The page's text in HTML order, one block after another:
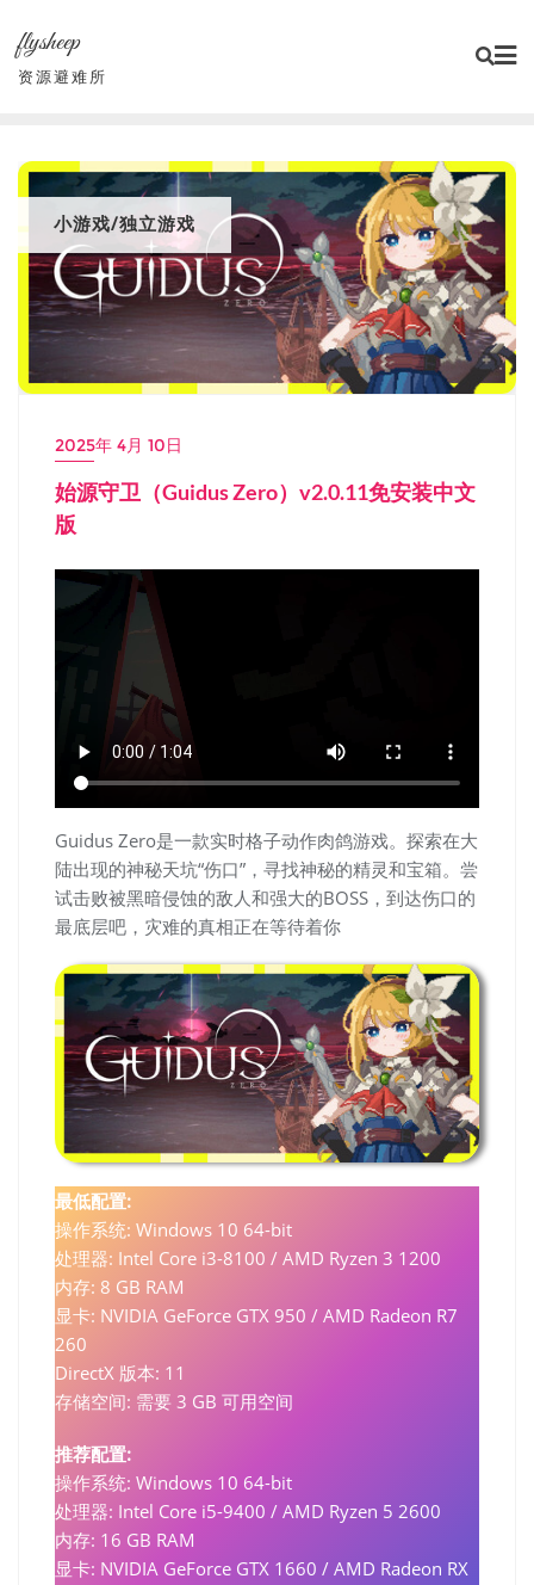
content
flysheep
资源避难所
小游戏/独立游戏
2025年 4月 10日
始源守卫（Guidus Zero）v2.0.11免安装中文
版
Guidus Zero是一款实时格子动作肉鸽游戏。探索在大
陆出现的神秘天坑“伤口”，寻找神秘的精灵和宝箱。尝
试击败被黑暗侵蚀的敌人和强大的BOSS，到达伤口的
最底层吧，灾难的真相正在等待着你
最低配置:
操作系统: Windows 10 64-bit
处理器: Intel Core i3-8100 / AMD Ryzen 3 1200
内存: 8 GB RAM
显卡: NVIDIA GeForce GTX 950 / AMD Radeon R7
260
DirectX 版本: 11
存储空间: 需要 3 GB 可用空间
推荐配置:
操作系统: Windows 10 64-bit
处理器: Intel Core i5-9400 / AMD Ryzen 5 2600
内存: 16 GB RAM
显卡: NVIDIA GeForce GTX 1660 / AMD Radeon RX